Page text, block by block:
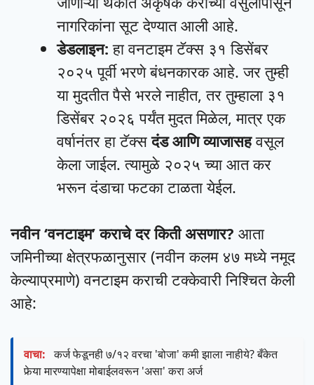
नागरिकांना सूट देण्यात आली आहे.
डेडलाइन: हा वनटाइम टॅक्स ३१ डिसेंबर
२०२५ पूर्वी भरणे बंधनकारक आहे. जर तुम्ही
या मुदतीत पैसे भरले नाहीत, तर तुम्हाला ३१
डिसेंबर २०२६ पर्यंत मुदत मिळेल, मात्र एक
वर्षानंतर हा टॅक्सदंड आणि व्याजासहवसूल
केला जाईल. त्यामुळे २०२५ च्या आत कर
भरून दंडाचा फटका टाळता येईल.
नवीन ‘वनटाइम’ कराचे दर किती असणार? आता
जमिनीच्या क्षेत्रफळानुसार (नवीन कलम ४७ मध्ये नमूद
केल्याप्रमाणे) वनटाइम कराची टक्केवारी निश्चित केली
आहे:
वाचा: कर्ज फेडूनही ७/१२ वरचा 'बोजा' कमी झाला नाहीये? बँकेत
फेर्‍या मारण्यापेक्षा मोबाईलवरून 'असा' करा अर्ज